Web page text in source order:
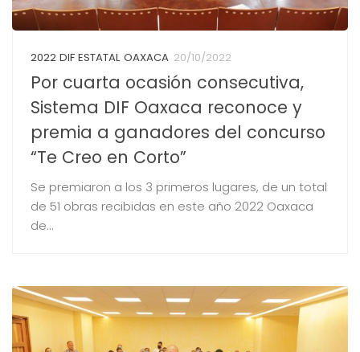
2022 DIF ESTATAL OAXACA 20/10/2022
Por cuarta ocasión consecutiva,
Sistema DIF Oaxaca reconoce y
premia a ganadores del concurso
“Te Creo en Corto”
Se premiaron a los 3 primeros lugares, de un total
de 51 obras recibidas en este año 2022 Oaxaca
de...